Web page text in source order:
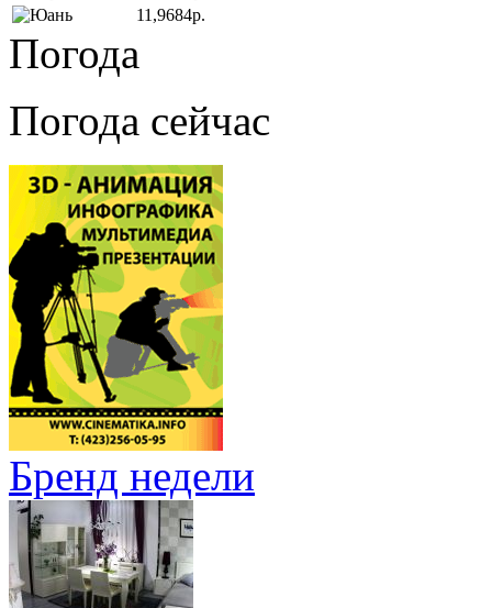
11,9684р.
Погода
Погода сейчас
Бренд недели